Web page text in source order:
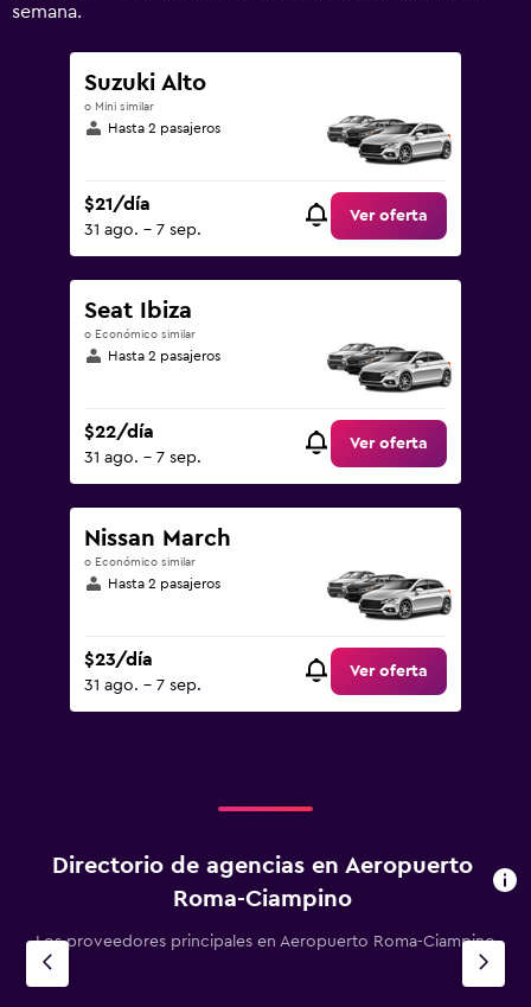
semana.
Suzuki Alto
o Mini similar
Hasta 2 pasajeros
$21/día
31 ago. - 7 sep.
Ver oferta
Seat Ibiza
o Económico similar
Hasta 2 pasajeros
$22/día
31 ago. - 7 sep.
Ver oferta
Nissan March
o Económico similar
Hasta 2 pasajeros
$23/día
31 ago. - 7 sep.
Ver oferta
Directorio de agencias en Aeropuerto
Roma-Ciampino
Los proveedores principales en Aeropuerto Roma-Ciampino